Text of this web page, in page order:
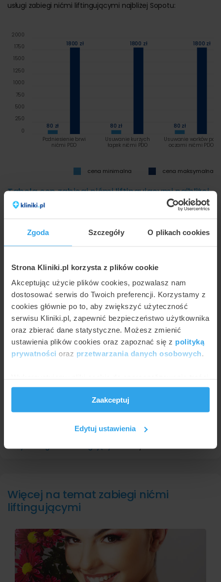
Zgoda Szczegóły O plikach cookies
Strona Kliniki.pl korzysta z plików cookie
Akceptując użycie plików cookies, pozwalasz nam
dostosować serwis do Twoich preferencji. Korzystamy z
cookies głównie po to, aby zwiększyć użyteczność
serwisu Kliniki.pl, zapewnić bezpieczeństwo użytkownika
oraz zbierać dane statystyczne. Możesz zmienić
ustawienia plików cookies oraz zapoznać się z polityką
prywatności oraz przetwarzania danych osobowych.
i reklam, aby oferować funkcje społecznościowe i
analizować ruch w naszej witrynie. Informacje o tym, jak
korzystasz z naszej witryny, udostępniamy partnerom
społecznościowym, reklamowym i analitycznym.
otrzymanymi od Ciebie lub uzyskanymi podczas
Zaakceptuj
Edytuj ustawienia
usługi zabiegi nićmi liftingującymi najbliżej Sopotu:
80 zł 80 zł 80 zł
1800 zł 1800 zł 1800 zł
Podniesienie brwi
nićmi PDO
Usuwanie kurzych
łapek nićmi PDO
Usuwanie worków pod
oczami nićmi PDO
0
250
500
750
1000
1250
1500
1750
2000
cena minimalna cena maksymalna
Tabela cen zabiegi nićmi liftingującymi najbliżej
Sopotu
od metody oraz placówki:
Podniesienie brwi nićmi PDO
Klinika Anti-Aging Invicta
Gdańsk, Rajska 10(11 km od Sopotu)
od
do1800 zł
Pro-Age Esthetic
Gdańsk, Dębinki 7d(11 km od Sopotu)
od80 zł
Usuwanie kurzych łapek nićmi PDO
Posiadamy również ofertę w 39 innych miastach. Sprawdź
ceny zabiegi nićmi liftingującymiw innych miastach.
Więcej na temat zabiegi nićmi
liftingującymi